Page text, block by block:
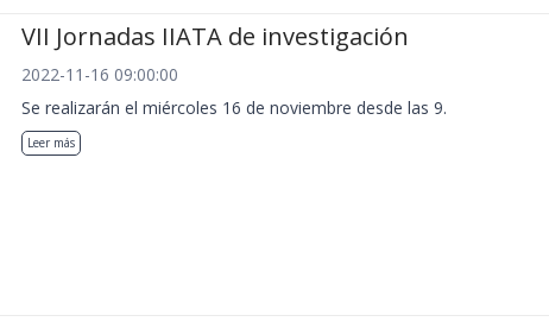
VII Jornadas IIATA de investigación
2022-11-16 09:00:00
Se realizarán el miércoles 16 de noviembre desde las 9.
Leer más